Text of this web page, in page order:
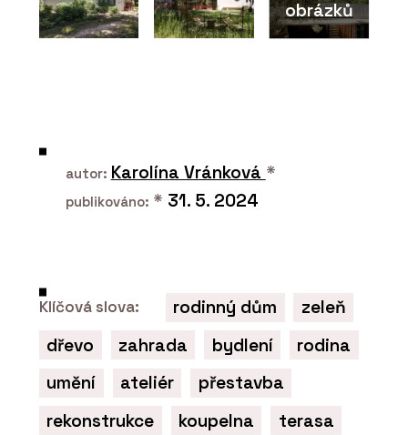
Domov splněných snů. Hotový byl za
dva měsíce
obrázků
autor: Karolína Vránková *
publikováno: * 31. 5. 2024
Klíčová slova: rodinný dům
zeleň
dřevo
zahrada bydlení
rodina
umění
ateliér
přestavba
rekonstrukce
koupelna
terasa